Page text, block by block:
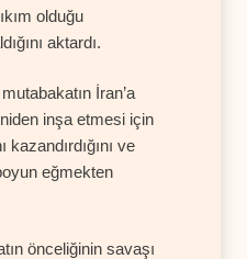
olduğu
aktardı.
İran’a
inşa etmesi için
ve
eğmekten
önceliğinin savaşı